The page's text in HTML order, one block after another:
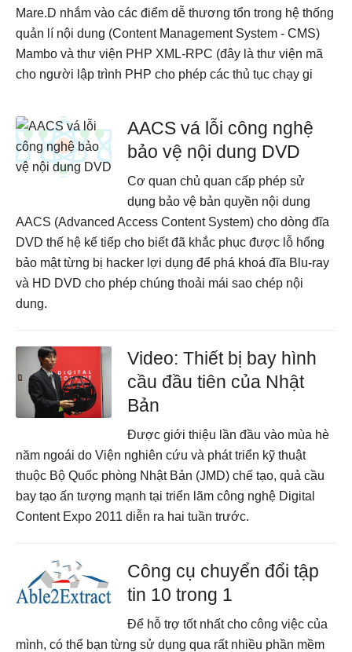
Mare.D nhắm vào các điểm dễ thương tổn trong hệ thống
quản lí nội dung (Content Management System - CMS)
Mambo và thư viện PHP XML-RPC (đây là thư viện mã
cho người lập trình PHP cho phép các thủ tục chạy gi
AACS vá lỗi công nghệ
bảo vệ nội dung DVD
Cơ quan chủ quan cấp phép sử
dụng bảo vệ bản quyền nội dung
AACS (Advanced Access Content System) cho dòng đĩa
DVD thế hệ kế tiếp cho biết đã khắc phục được lỗ hổng
bảo mật từng bị hacker lợi dụng để phá khoá đĩa Blu-ray
và HD DVD cho phép chúng thoải mái sao chép nội
dung.
Video: Thiết bị bay hình
cầu đầu tiên của Nhật
Bản
Được giới thiệu lần đầu vào mùa hè
năm ngoái do Viện nghiên cứu và phát triển kỹ thuật
thuộc Bộ Quốc phòng Nhật Bản (JMD) chế tạo, quả cầu
bay tạo ấn tượng mạnh tại triển lãm công nghệ Digital
Content Expo 2011 diễn ra hai tuần trước.
Công cụ chuyển đổi tập
tin 10 trong 1
Để hỗ trợ tốt nhất cho công việc của
mình, có thể bạn từng sử dụng qua rất nhiều phần mềm